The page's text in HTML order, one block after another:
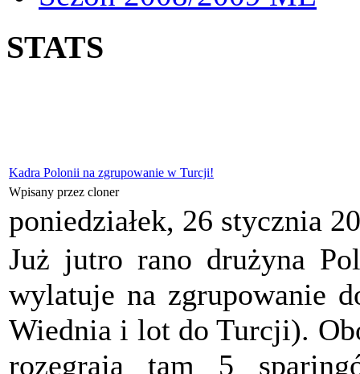
STATS
Kadra Polonii na zgrupowanie w Turcji!
Wpisany przez cloner
poniedziałek, 26 stycznia
Już jutro rano drużyna
wylatuje na zgrupowanie
Wiednia i lot do Turcji).
rozegrają tam 5